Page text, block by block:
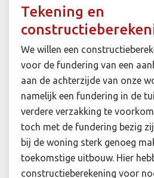
Tekening en
We willen een
voor de fundering van een
aan de achterzijde van onze
namelijk een fundering in de
verdere verzakking te
toch met de fundering bezig
bij de woning sterk genoeg
toekomstige uitbouw. Hier
constructieberekening voor